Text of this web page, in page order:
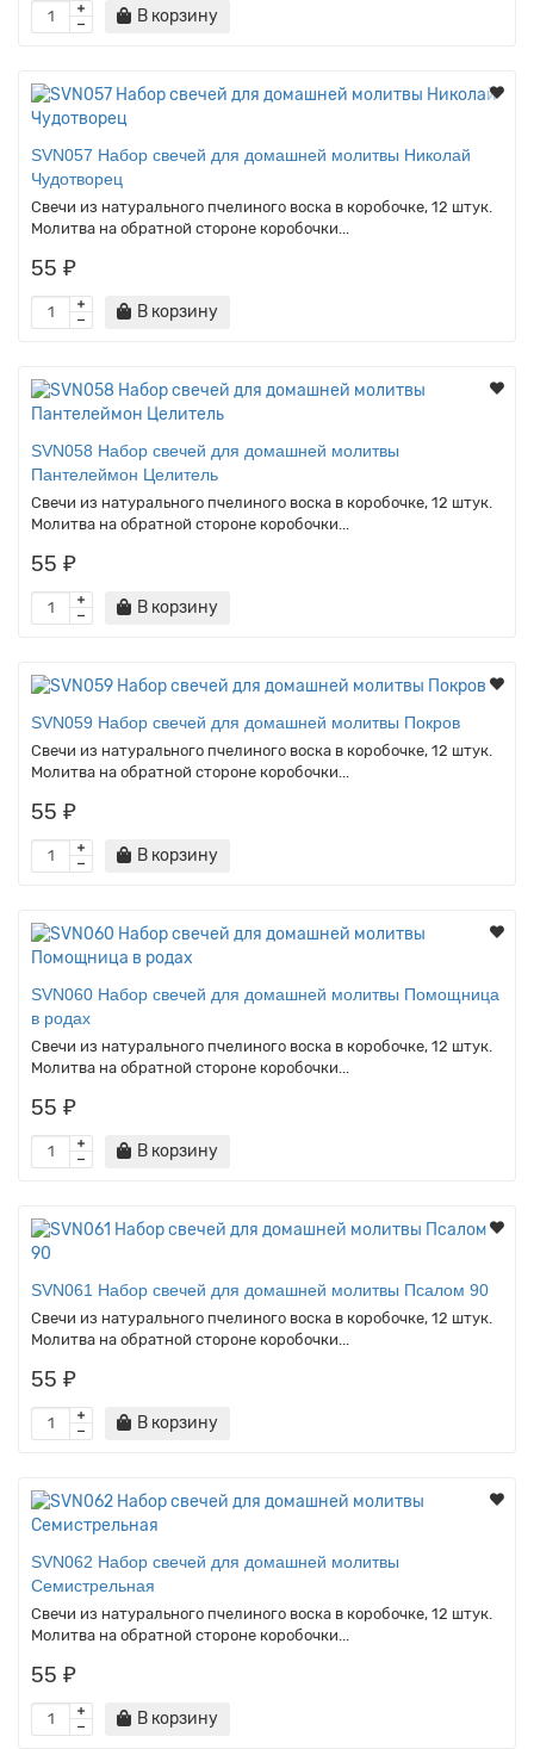
В корзину
SVN057 Набор свечей для домашней молитвы Николай
Чудотворец
Свечи из натурального пчелиного воска в коробочке, 12 штук.
Молитва на обратной стороне коробочки...
55 ₽
В корзину
SVN058 Набор свечей для домашней молитвы
Пантелеймон Целитель
Свечи из натурального пчелиного воска в коробочке, 12 штук.
Молитва на обратной стороне коробочки...
55 ₽
В корзину
SVN059 Набор свечей для домашней молитвы Покров
Свечи из натурального пчелиного воска в коробочке, 12 штук.
Молитва на обратной стороне коробочки...
55 ₽
В корзину
SVN060 Набор свечей для домашней молитвы Помощница
в родах
Свечи из натурального пчелиного воска в коробочке, 12 штук.
Молитва на обратной стороне коробочки...
55 ₽
В корзину
SVN061 Набор свечей для домашней молитвы Псалом 90
Свечи из натурального пчелиного воска в коробочке, 12 штук.
Молитва на обратной стороне коробочки...
55 ₽
В корзину
SVN062 Набор свечей для домашней молитвы
Семистрельная
Свечи из натурального пчелиного воска в коробочке, 12 штук.
Молитва на обратной стороне коробочки...
55 ₽
В корзину